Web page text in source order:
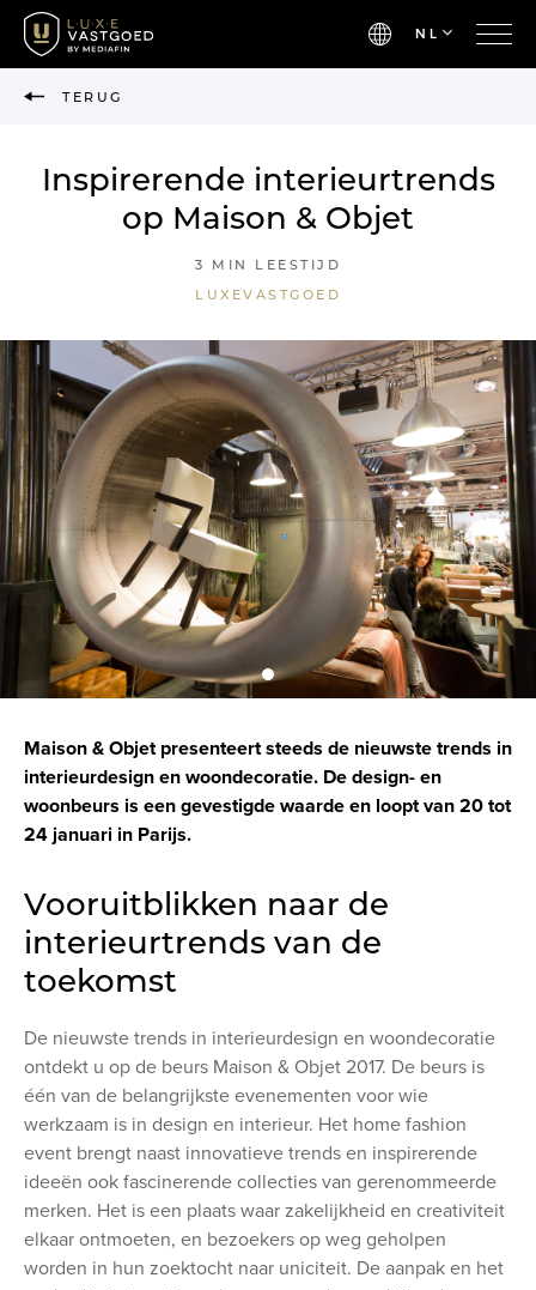
NL
TERUG
Inspirerende interieurtrends
op Maison & Objet
3 MIN LEESTIJD
LUXEVASTGOED
Maison & Objet presenteert steeds de nieuwste trends in
interieurdesign en woondecoratie. De design- en
woonbeurs is een gevestigde waarde en loopt van 20 tot
24 januari in Parijs.
Vooruitblikken naar de
interieurtrends van de
toekomst
De nieuwste trends in interieurdesign en woondecoratie
ontdekt u op de beurs Maison & Objet 2017. De beurs is
één van de belangrijkste evenementen voor wie
werkzaam is in design en interieur. Het home fashion
event brengt naast innovatieve trends en inspirerende
ideeën ook fascinerende collecties van gerenommeerde
merken. Het is een plaats waar zakelijkheid en creativiteit
elkaar ontmoeten, en bezoekers op weg geholpen
worden in hun zoektocht naar uniciteit. De aanpak en het